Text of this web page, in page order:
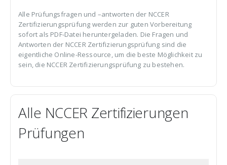
Alle Prüfungsfragen und –antworten der NCCER
Zertifizierungsprüfung werden zur guten Vorbereitung
sofort als PDF-Datei heruntergeladen. Die Fragen und
Antworten der NCCER Zertifizierungsprüfung sind die
eigentliche Online-Ressource, um die beste Möglichkeit zu
sein, die NCCER Zertifizierungsprüfung zu bestehen.
Alle NCCER Zertifizierungen
Prüfungen